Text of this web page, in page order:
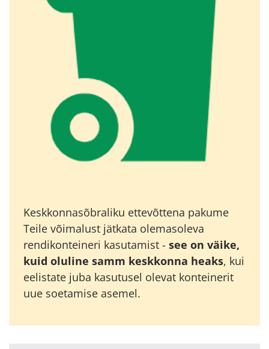
Keskkonnasõbraliku ettevõttena pakume
Teile võimalust jätkata olemasoleva
rendikonteineri kasutamist - see on väike,
kuid oluline samm keskkonna heaks, kui
eelistate juba kasutusel olevat konteinerit
uue soetamise asemel.